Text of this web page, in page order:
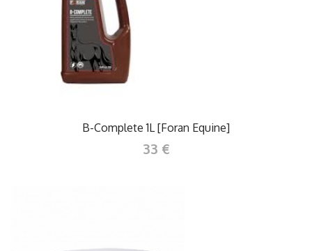
B-Complete 1L [Foran Equine]
33 €